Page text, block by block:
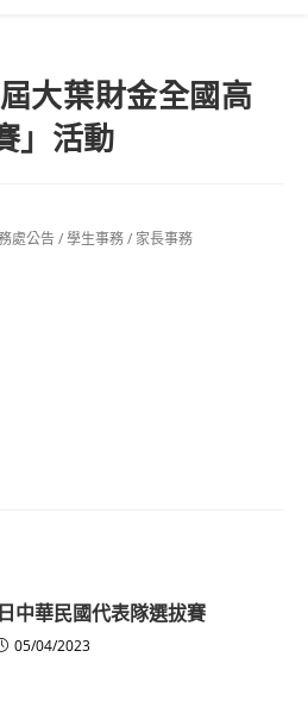
大葉財金全國高
」活動
處公告/學生事務/ 家長事務
中華民國代表隊選拔賽
05/04/2023